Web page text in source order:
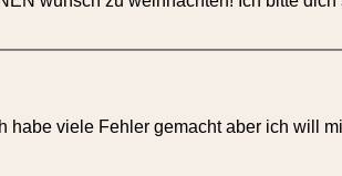
habe viele Fehler gemacht aber ich will